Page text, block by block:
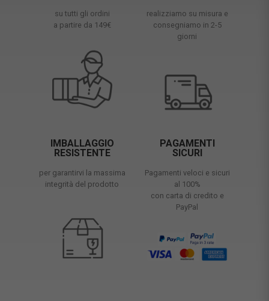
su tutti gli ordini
a partire da 149€
realizziamo su misura e
consegniamo in 2-5
giorni
IMBALLAGGIO
RESISTENTE
per garantirvi la massima
integrità del prodotto
PAGAMENTI
SICURI
Pagamenti veloci e sicuri
al 100%
con carta di credito e
PayPal